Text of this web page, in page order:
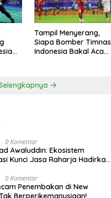
Tampil Menyerang,
Siapa Bomber Timnas
Indonesia Bakal Acak-
0 Komentar
Awaluddin: Ekosistem
Kunci Jasa Raharja Hadirkan
0 Komentar
Penembakan di New
Berperikemanusiaan!